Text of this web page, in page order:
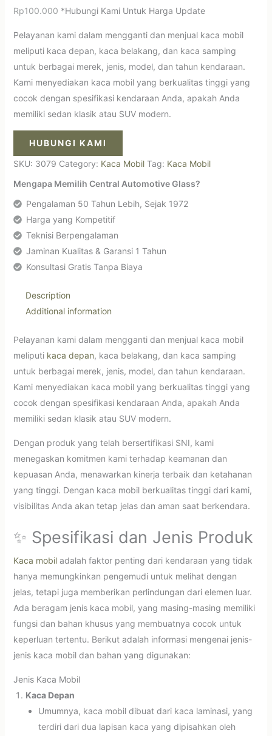
Rp100.000 *Hubungi Kami Untuk Harga Update
Pelayanan kami dalam mengganti dan menjual kaca mobil
meliputi kaca depan, kaca belakang, dan kaca samping
untuk berbagai merek, jenis, model, dan tahun kendaraan.
Kami menyediakan kaca mobil yang berkualitas tinggi yang
cocok dengan spesifikasi kendaraan Anda, apakah Anda
memiliki sedan klasik atau SUV modern.
HUBUNGI KAMI
SKU: 3079 Category: Kaca Mobil Tag: Kaca Mobil
Mengapa Memilih Central Automotive Glass?
Pengalaman 50 Tahun Lebih, Sejak 1972
Harga yang Kompetitif
Teknisi Berpengalaman
Jaminan Kualitas & Garansi 1 Tahun
Konsultasi Gratis Tanpa Biaya
Description
Additional information
Pelayanan kami dalam mengganti dan menjual kaca mobil
meliputi kaca depan, kaca belakang, dan kaca samping
untuk berbagai merek, jenis, model, dan tahun kendaraan.
Kami menyediakan kaca mobil yang berkualitas tinggi yang
cocok dengan spesifikasi kendaraan Anda, apakah Anda
memiliki sedan klasik atau SUV modern.
Dengan produk yang telah bersertifikasi SNI, kami
menegaskan komitmen kami terhadap keamanan dan
kepuasan Anda, menawarkan kinerja terbaik dan ketahanan
yang tinggi. Dengan kaca mobil berkualitas tinggi dari kami,
visibilitas Anda akan tetap jelas dan aman saat berkendara.
✨ Spesifikasi dan Jenis Produk
Kaca mobiladalah faktor penting dari kendaraan yang tidak
hanya memungkinkan pengemudi untuk melihat dengan
jelas, tetapi juga memberikan perlindungan dari elemen luar.
Ada beragam jenis kaca mobil, yang masing-masing memiliki
fungsi dan bahan khusus yang membuatnya cocok untuk
keperluan tertentu. Berikut adalah informasi mengenai jenis-
jenis kaca mobil dan bahan yang digunakan:
Jenis Kaca Mobil
Kaca Depan
Umumnya, kaca mobil dibuat dari kaca laminasi, yang
terdiri dari dua lapisan kaca yang dipisahkan oleh